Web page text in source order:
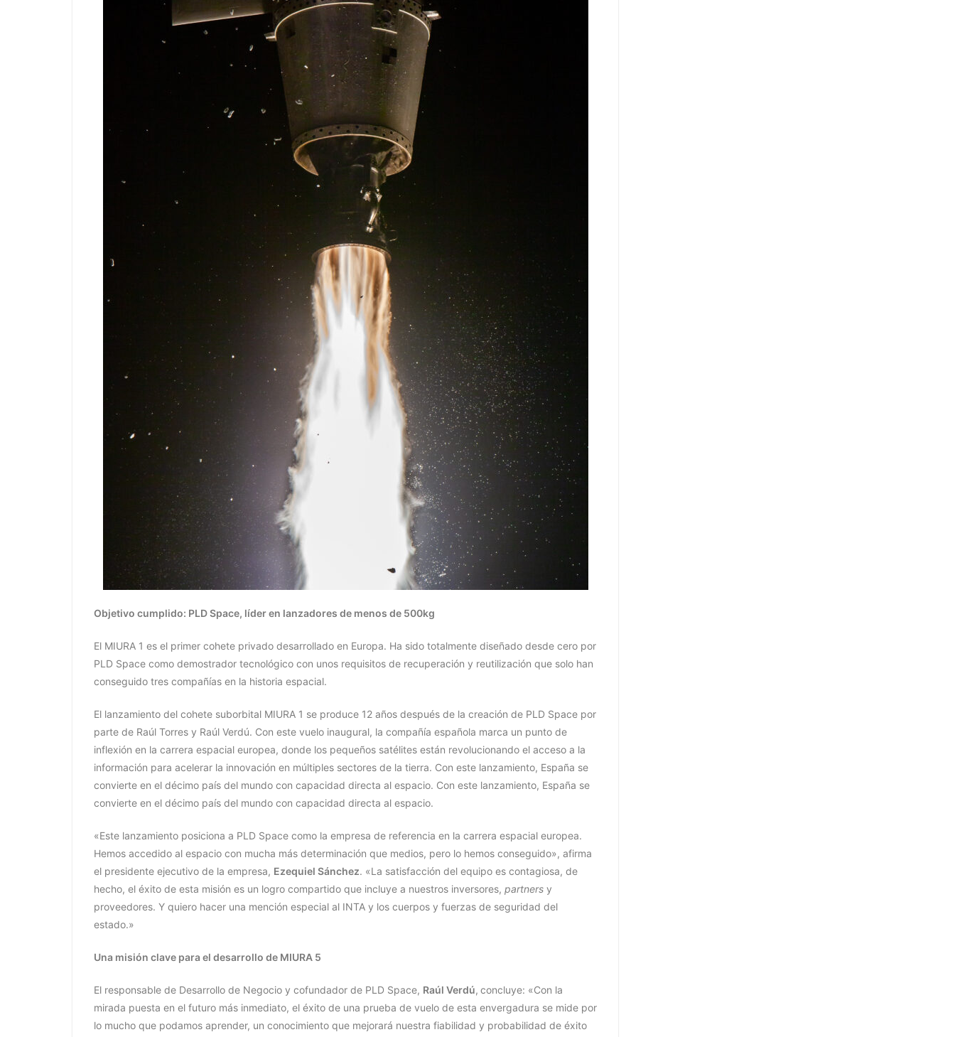
Objetivo cumplido: PLD Space, líder en lanzadores de menos de 500kg
El MIURA 1 es el primer cohete privado desarrollado en Europa. Ha sido totalmente diseñado desde cero por
PLD Space como demostrador tecnológico con unos requisitos de recuperación y reutilización que solo han
conseguido tres compañías en la historia espacial.
El lanzamiento del cohete suborbital MIURA 1 se produce 12 años después de la creación de PLD Space por
parte de Raúl Torres y Raúl Verdú. Con este vuelo inaugural, la compañía española marca un punto de
inflexión en la carrera espacial europea, donde los pequeños satélites están revolucionando el acceso a la
información para acelerar la innovación en múltiples sectores de la tierra. Con este lanzamiento, España se
convierte en el décimo país del mundo con capacidad directa al espacio. Con este lanzamiento, España se
convierte en el décimo país del mundo con capacidad directa al espacio.
«Este lanzamiento posiciona a PLD Space como la empresa de referencia en la carrera espacial europea.
Hemos accedido al espacio con mucha más determinación que medios, pero lo hemos conseguido», afirma
el presidente ejecutivo de la empresa, Ezequiel Sánchez. «La satisfacción del equipo es contagiosa, de
hecho, el éxito de esta misión es un logro compartido que incluye a nuestros inversores, partners y
proveedores. Y quiero hacer una mención especial al INTA y los cuerpos y fuerzas de seguridad del
estado.»
Una misión clave para el desarrollo de MIURA 5
El responsable de Desarrollo de Negocio y cofundador de PLD Space, Raúl Verdú, concluye: «Con la
mirada puesta en el futuro más inmediato, el éxito de una prueba de vuelo de esta envergadura se mide por
lo mucho que podamos aprender, un conocimiento que mejorará nuestra fiabilidad y probabilidad de éxito